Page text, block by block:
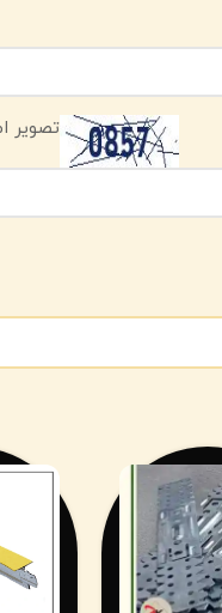
تصویر